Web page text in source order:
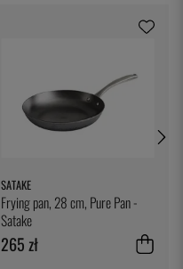
SATAKE
Frying pan, 28 cm, Pure Pan -
Satake
265 zł